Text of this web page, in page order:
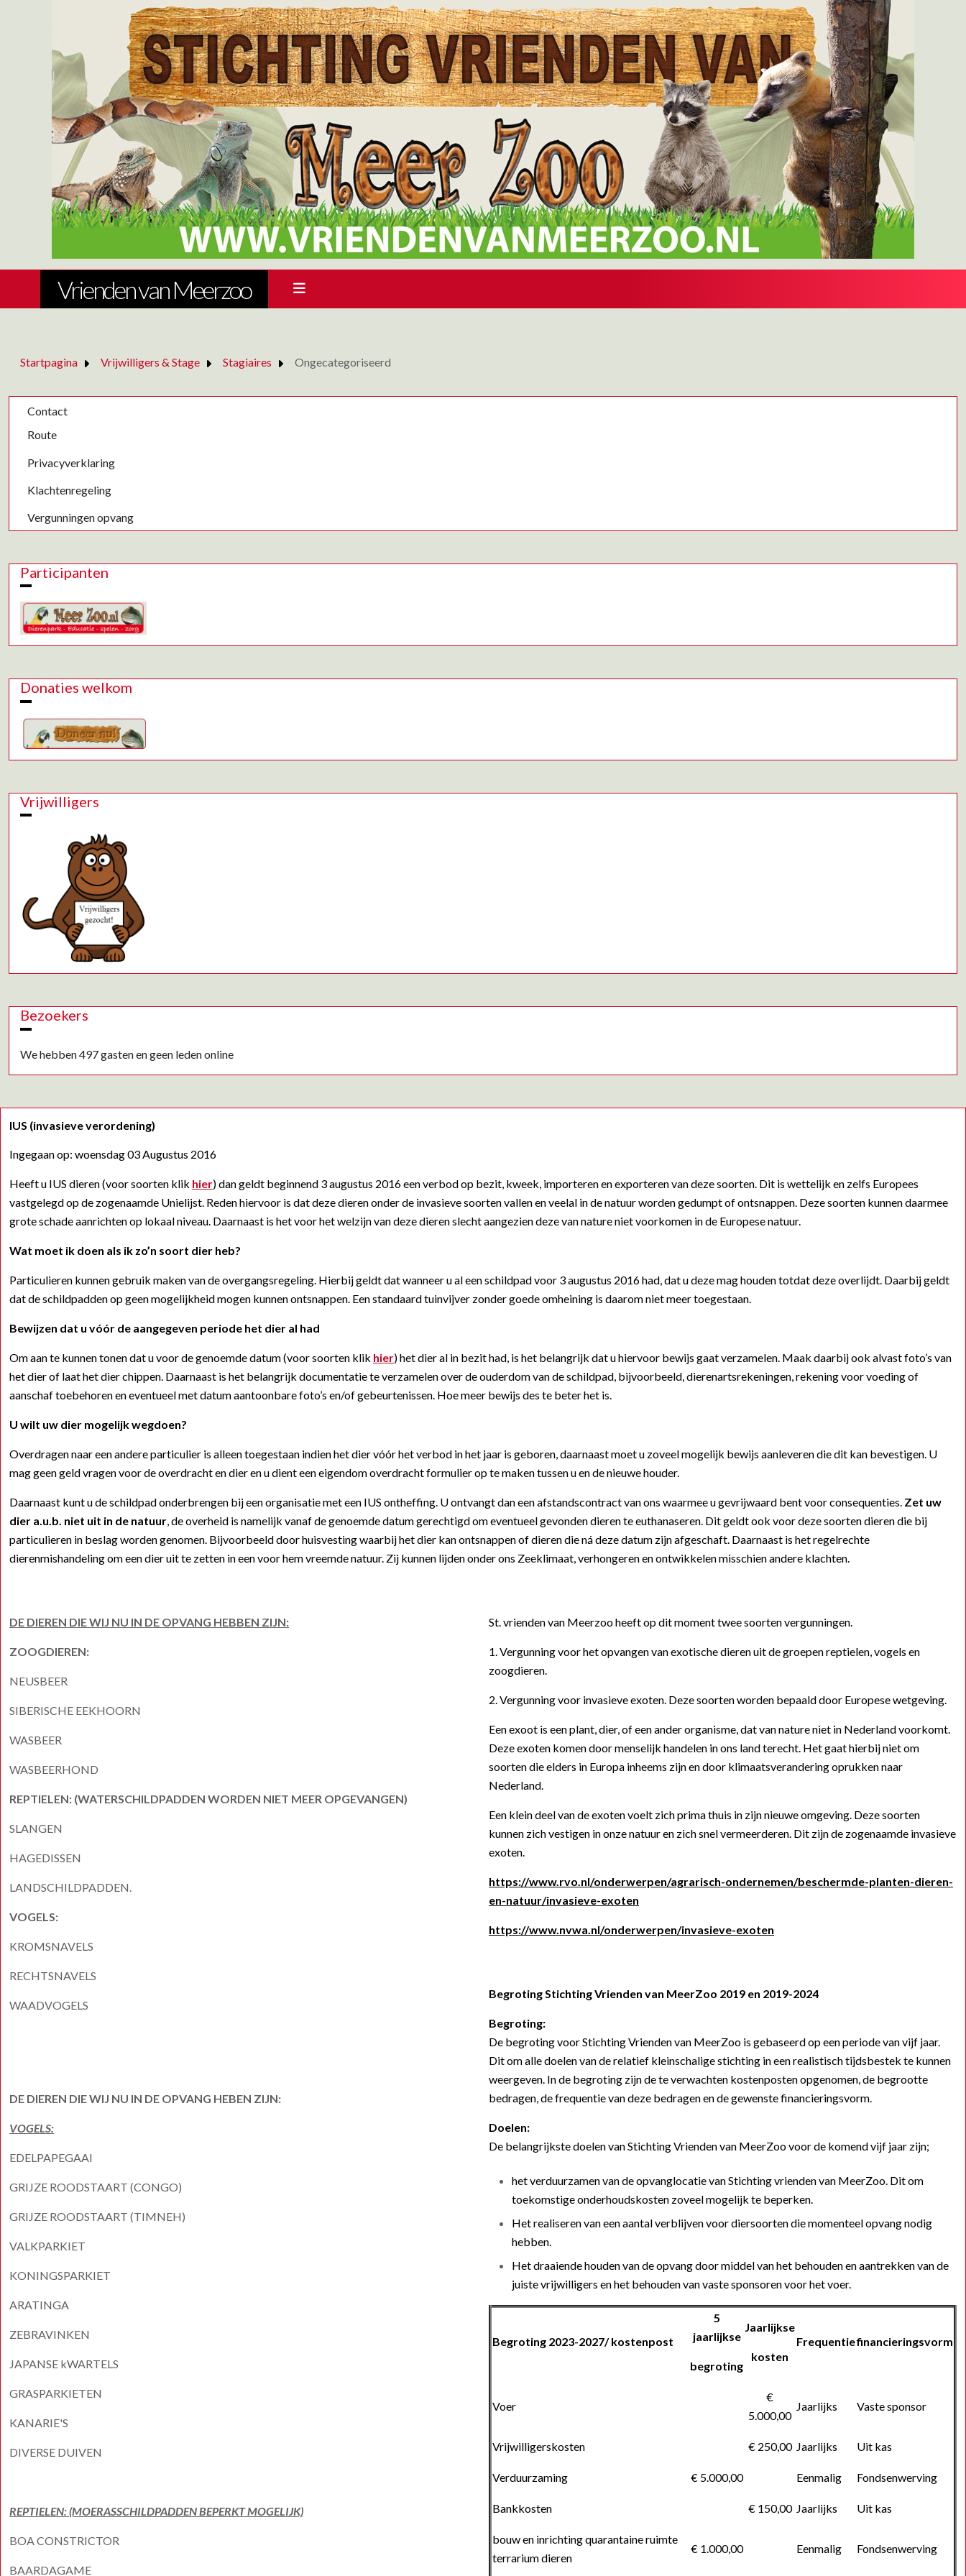
Vrienden van Meerzoo
Startpagina Vrijwilligers & Stage Stagiaires Ongecategoriseerd
Contact
Route
Privacyverklaring
Klachtenregeling
Vergunningen opvang
Participanten
Donaties welkom
Vrijwilligers
Bezoekers
We hebben 497 gasten en geen leden online
IUS (invasieve verordening)
Ingegaan op: woensdag 03 Augustus 2016
Heeft u IUS dieren (voor soorten klik hier) dan geldt beginnend 3 augustus 2016 een verbod op bezit, kweek, importeren en exporteren van deze soorten. Dit is wettelijk en zelfs Europees
vastgelegd op de zogenaamde Unielijst. Reden hiervoor is dat deze dieren onder de invasieve soorten vallen en veelal in de natuur worden gedumpt of ontsnappen. Deze soorten kunnen daarmee
grote schade aanrichten op lokaal niveau. Daarnaast is het voor het welzijn van deze dieren slecht aangezien deze van nature niet voorkomen in de Europese natuur.
Wat moet ik doen als ik zo’n soort dier heb?
Particulieren kunnen gebruik maken van de overgangsregeling. Hierbij geldt dat wanneer u al een schildpad voor 3 augustus 2016 had, dat u deze mag houden totdat deze overlijdt. Daarbij geldt
dat de schildpadden op geen mogelijkheid mogen kunnen ontsnappen. Een standaard tuinvijver zonder goede omheining is daarom niet meer toegestaan.
Bewijzen dat u vóór de aangegeven periode het dier al had
Om aan te kunnen tonen dat u voor de genoemde datum (voor soorten klik hier) het dier al in bezit had, is het belangrijk dat u hiervoor bewijs gaat verzamelen. Maak daarbij ook alvast foto’s van
het dier of laat het dier chippen. Daarnaast is het belangrijk documentatie te verzamelen over de ouderdom van de schildpad, bijvoorbeeld, dierenartsrekeningen, rekening voor voeding of
aanschaf toebehoren en eventueel met datum aantoonbare foto’s en/of gebeurtenissen. Hoe meer bewijs des te beter het is.
U wilt uw dier mogelijk wegdoen?
Overdragen naar een andere particulier is alleen toegestaan indien het dier vóór het verbod in het jaar is geboren, daarnaast moet u zoveel mogelijk bewijs aanleveren die dit kan bevestigen. U
mag geen geld vragen voor de overdracht en dier en u dient een eigendom overdracht formulier op te maken tussen u en de nieuwe houder.
Daarnaast kunt u de schildpad onderbrengen bij een organisatie met een IUS ontheffing. U ontvangt dan een afstandscontract van ons waarmee u gevrijwaard bent voor consequenties. Zet uw
dier a.u.b. niet uit in de natuur , de overheid is namelijk vanaf de genoemde datum gerechtigd om eventueel gevonden dieren te euthanaseren. Dit geldt ook voor deze soorten dieren die bij
particulieren in beslag worden genomen. Bijvoorbeeld door huisvesting waarbij het dier kan ontsnappen of dieren die ná deze datum zijn afgeschaft. Daarnaast is het regelrechte
dierenmishandeling om een dier uit te zetten in een voor hem vreemde natuur. Zij kunnen lijden onder ons Zeeklimaat, verhongeren en ontwikkelen misschien andere klachten.
DE DIEREN DIE WIJ NU IN DE OPVANG HEBBEN ZIJN:
ZOOGDIEREN:
NEUSBEER
SIBERISCHE EEKHOORN
WASBEER
WASBEERHOND
REPTIELEN: (WATERSCHILDPADDEN WORDEN NIET MEER OPGEVANGEN)
SLANGEN
HAGEDISSEN
LANDSCHILDPADDEN.
VOGELS:
KROMSNAVELS
RECHTSNAVELS
WAADVOGELS
DE DIEREN DIE WIJ NU IN DE OPVANG HEBEN ZIJN:
VOGELS:
EDELPAPEGAAI
GRIJZE ROODSTAART (CONGO)
GRIJZE ROODSTAART (TIMNEH)
VALKPARKIET
KONINGSPARKIET
ARATINGA
ZEBRAVINKEN
JAPANSE kWARTELS
GRASPARKIETEN
KANARIE'S
DIVERSE DUIVEN
REPTIELEN: (MOERASSCHILDPADDEN BEPERKT MOGELIJK)
BOA CONSTRICTOR
BAARDAGAME
St. vrienden van Meerzoo heeft op dit moment twee soorten vergunningen.
1. Vergunning voor het opvangen van exotische dieren uit de groepen reptielen, vogels en
zoogdieren.
2. Vergunning voor invasieve exoten. Deze soorten worden bepaald door Europese wetgeving.
Een exoot is een plant, dier, of een ander organisme, dat van nature niet in Nederland voorkomt.
Deze exoten komen door menselijk handelen in ons land terecht. Het gaat hierbij niet om
soorten die elders in Europa inheems zijn en door klimaatsverandering oprukken naar
Nederland.
Een klein deel van de exoten voelt zich prima thuis in zijn nieuwe omgeving. Deze soorten
kunnen zich vestigen in onze natuur en zich snel vermeerderen. Dit zijn de zogenaamde invasieve
exoten.
https://www.rvo.nl/onderwerpen/agrarisch-ondernemen/beschermde-planten-dieren-
en-natuur/invasieve-exoten
https://www.nvwa.nl/onderwerpen/invasieve-exoten
Begroting Stichting Vrienden van MeerZoo 2019 en 2019-2024
Begroting:
De begroting voor Stichting Vrienden van MeerZoo is gebaseerd op een periode van vijf jaar.
Dit om alle doelen van de relatief kleinschalige stichting in een realistisch tijdsbestek te kunnen
weergeven. In de begroting zijn de te verwachten kostenposten opgenomen, de begrootte
bedragen, de frequentie van deze bedragen en de gewenste financieringsvorm.
Doelen:
De belangrijkste doelen van Stichting Vrienden van MeerZoo voor de komend vijf jaar zijn;
het verduurzamen van de opvanglocatie van Stichting vrienden van MeerZoo. Dit om
toekomstige onderhoudskosten zoveel mogelijk te beperken.
Het realiseren van een aantal verblijven voor diersoorten die momenteel opvang nodig
hebben.
Het draaiende houden van de opvang door middel van het behouden en aantrekken van de
juiste vrijwilligers en het behouden van vaste sponsoren voor het voer.
Begroting 2023-2027/ kostenpost
5
jaarlijkse
begroting
Jaarlijkse
kosten
Frequentiefinancieringsvorm
Voer
€
5.000,00
Jaarlijks Vaste sponsor
Vrijwilligerskosten € 250,00 Jaarlijks Uit kas
Verduurzaming € 5.000,00 Eenmalig Fondsenwerving
Bankkosten € 150,00 Jaarlijks Uit kas
bouw en inrichting quarantaine ruimte
terrarium dieren
€ 1.000,00 Eenmalig Fondsenwerving